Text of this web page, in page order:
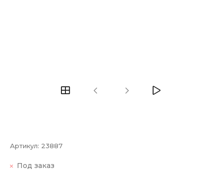
Артикул: 23887
Под заказ